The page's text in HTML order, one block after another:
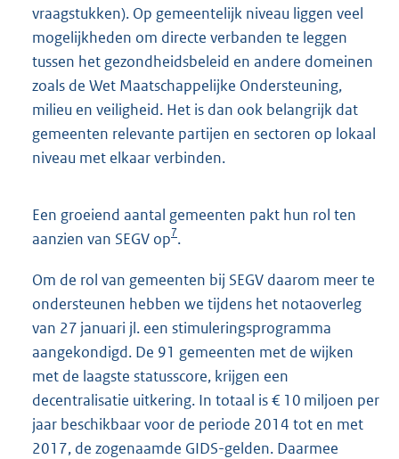
vraagstukken). Op gemeentelijk niveau liggen veel
mogelijkheden om directe verbanden te leggen
tussen het gezondheidsbeleid en andere domeinen
zoals de Wet Maatschappelijke Ondersteuning,
milieu en veiligheid. Het is dan ook belangrijk dat
gemeenten relevante partijen en sectoren op lokaal
niveau met elkaar verbinden.
Een groeiend aantal gemeenten pakt hun rol ten
aanzien van SEGV op7.
Om de rol van gemeenten bij SEGV daarom meer te
ondersteunen hebben we tijdens het notaoverleg
van 27 januari jl. een stimuleringsprogramma
aangekondigd. De 91 gemeenten met de wijken
met de laagste statusscore, krijgen een
decentralisatie uitkering. In totaal is € 10 miljoen per
jaar beschikbaar voor de periode 2014 tot en met
2017, de zogenaamde GIDS-gelden. Daarmee